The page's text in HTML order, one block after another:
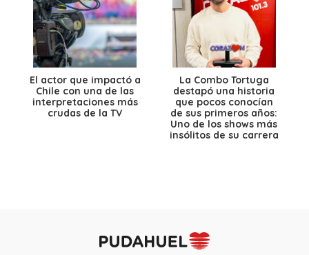
El actor que impactó a
Chile con una de las
interpretaciones más
crudas de la TV
La Combo Tortuga
destapó una historia
que pocos conocían
de sus primeros años:
Uno de los shows más
insólitos de su carrera